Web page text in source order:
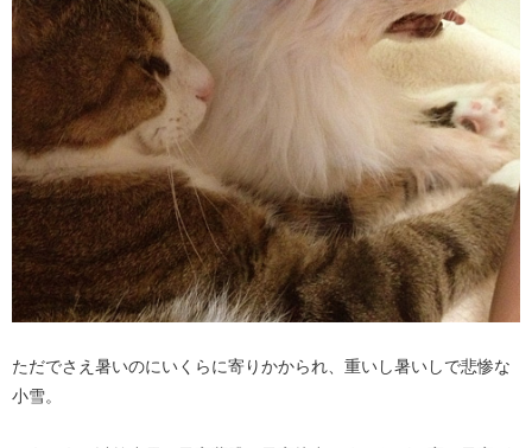
ただでさえ暑いのにいくらに寄りかかられ、重いし暑いしで悲惨な
小雪。